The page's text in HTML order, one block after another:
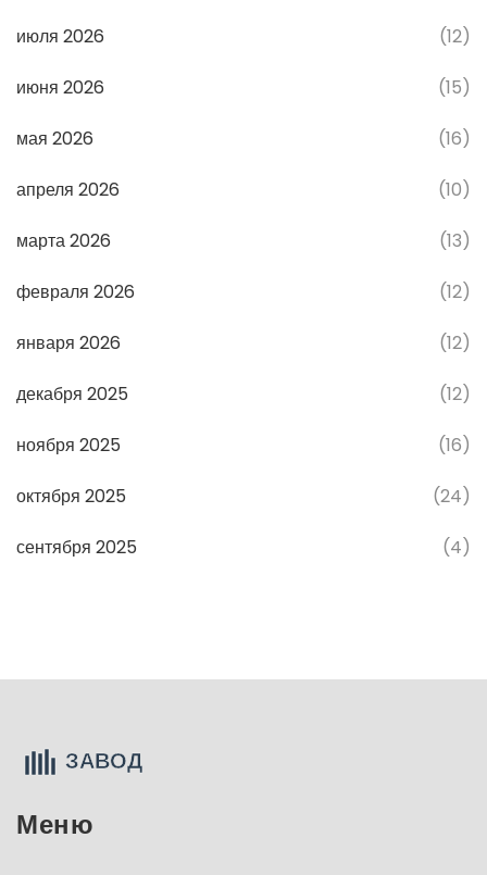
июля 2026 (12)
июня 2026 (15)
мая 2026 (16)
апреля 2026 (10)
марта 2026 (13)
февраля 2026 (12)
января 2026 (12)
декабря 2025 (12)
ноября 2025 (16)
октября 2025 (24)
сентября 2025 (4)
Меню